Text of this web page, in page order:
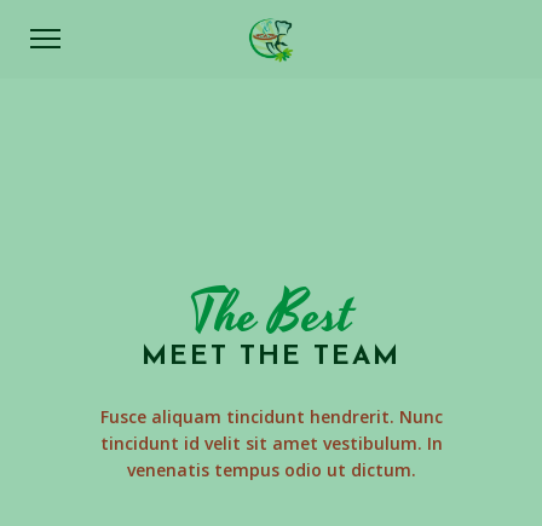
The Best
MEET THE TEAM
Fusce aliquam tincidunt hendrerit. Nunc
tincidunt id velit sit amet vestibulum. In
venenatis tempus odio ut dictum.